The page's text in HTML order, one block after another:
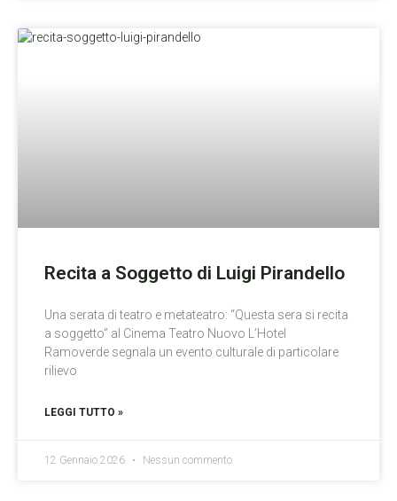
Recita a Soggetto di Luigi Pirandello
Una serata di teatro e metateatro: “Questa sera si recita
a soggetto” al Cinema Teatro Nuovo L’Hotel
Ramoverde segnala un evento culturale di particolare
rilievo
LEGGI TUTTO »
12 Gennaio 2026 Nessun commento